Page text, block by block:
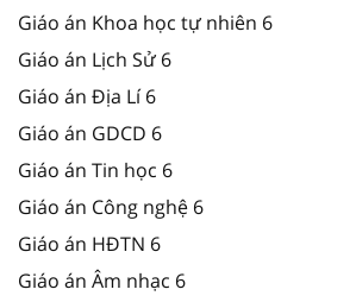
Giáo án Khoa học tự nhiên 6
Giáo án Lịch Sử 6
Giáo án Địa Lí 6
Giáo án GDCD 6
Giáo án Tin học 6
Giáo án Công nghệ 6
Giáo án HĐTN 6
Giáo án Âm nhạc 6